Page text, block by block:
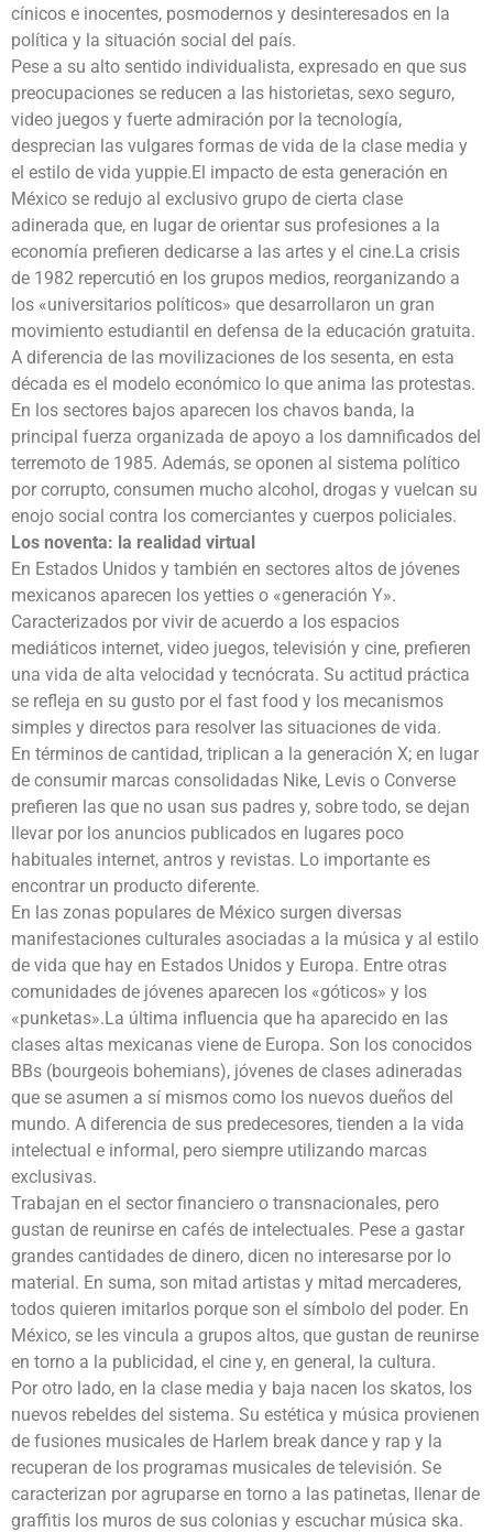
cínicos e inocentes, posmodernos y desinteresados en la
política y la situación social del país.
Pese a su alto sentido individualista, expresado en que sus
preocupaciones se reducen a las historietas, sexo seguro,
video juegos y fuerte admiración por la tecnología,
desprecian las vulgares formas de vida de la clase media y
el estilo de vida yuppie.El impacto de esta generación en
México se redujo al exclusivo grupo de cierta clase
adinerada que, en lugar de orientar sus profesiones a la
economía prefieren dedicarse a las artes y el cine.La crisis
de 1982 repercutió en los grupos medios, reorganizando a
los «universitarios políticos» que desarrollaron un gran
movimiento estudiantil en defensa de la educación gratuita.
A diferencia de las movilizaciones de los sesenta, en esta
década es el modelo económico lo que anima las protestas.
En los sectores bajos aparecen los chavos banda, la
principal fuerza organizada de apoyo a los damnificados del
terremoto de 1985. Además, se oponen al sistema político
por corrupto, consumen mucho alcohol, drogas y vuelcan su
enojo social contra los comerciantes y cuerpos policiales.
Los noventa: la realidad virtual
En Estados Unidos y también en sectores altos de jóvenes
mexicanos aparecen los yetties o «generación Y».
Caracterizados por vivir de acuerdo a los espacios
mediáticos internet, video juegos, televisión y cine, prefieren
una vida de alta velocidad y tecnócrata. Su actitud práctica
se refleja en su gusto por el fast food y los mecanismos
simples y directos para resolver las situaciones de vida.
En términos de cantidad, triplican a la generación X; en lugar
de consumir marcas consolidadas Nike, Levis o Converse
prefieren las que no usan sus padres y, sobre todo, se dejan
llevar por los anuncios publicados en lugares poco
habituales internet, antros y revistas. Lo importante es
encontrar un producto diferente.
En las zonas populares de México surgen diversas
manifestaciones culturales asociadas a la música y al estilo
de vida que hay en Estados Unidos y Europa. Entre otras
comunidades de jóvenes aparecen los «góticos» y los
«punketas».La última influencia que ha aparecido en las
clases altas mexicanas viene de Europa. Son los conocidos
BBs (bourgeois bohemians), jóvenes de clases adineradas
que se asumen a sí mismos como los nuevos dueños del
mundo. A diferencia de sus predecesores, tienden a la vida
intelectual e informal, pero siempre utilizando marcas
exclusivas.
Trabajan en el sector financiero o transnacionales, pero
gustan de reunirse en cafés de intelectuales. Pese a gastar
grandes cantidades de dinero, dicen no interesarse por lo
material. En suma, son mitad artistas y mitad mercaderes,
todos quieren imitarlos porque son el símbolo del poder. En
México, se les vincula a grupos altos, que gustan de reunirse
en torno a la publicidad, el cine y, en general, la cultura.
Por otro lado, en la clase media y baja nacen los skatos, los
nuevos rebeldes del sistema. Su estética y música provienen
de fusiones musicales de Harlem break dance y rap y la
recuperan de los programas musicales de televisión. Se
caracterizan por agruparse en torno a las patinetas, llenar de
graffitis los muros de sus colonias y escuchar música ska.